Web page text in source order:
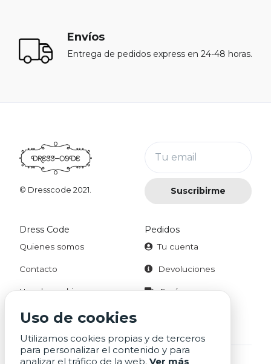
Envíos
Entrega de pedidos express en 24-48 horas.
© Dresscode 2021.
Tu email
Suscribirme
Dress Code
Quienes somos
Contacto
Uso de cookies
Aviso legal
Pedidos
Tu cuenta
Devoluciones
Envíos
Uso de cookies
Utilizamos cookies propias y de terceros
para personalizar el contenido y para
analizar el tráfico de la web. Ver más